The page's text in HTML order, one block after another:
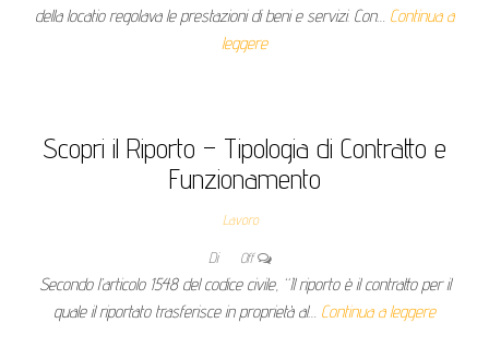
della locatio regolava le prestazioni di beni e servizi. Con… Continua a
leggere
Scopri il Riporto – Tipologia di Contratto e
Funzionamento
Lavoro
Di Off
Secondo l’articolo 1548 del codice civile, “Il riporto è il contratto per il
quale il riportato trasferisce in proprietà al… Continua a leggere